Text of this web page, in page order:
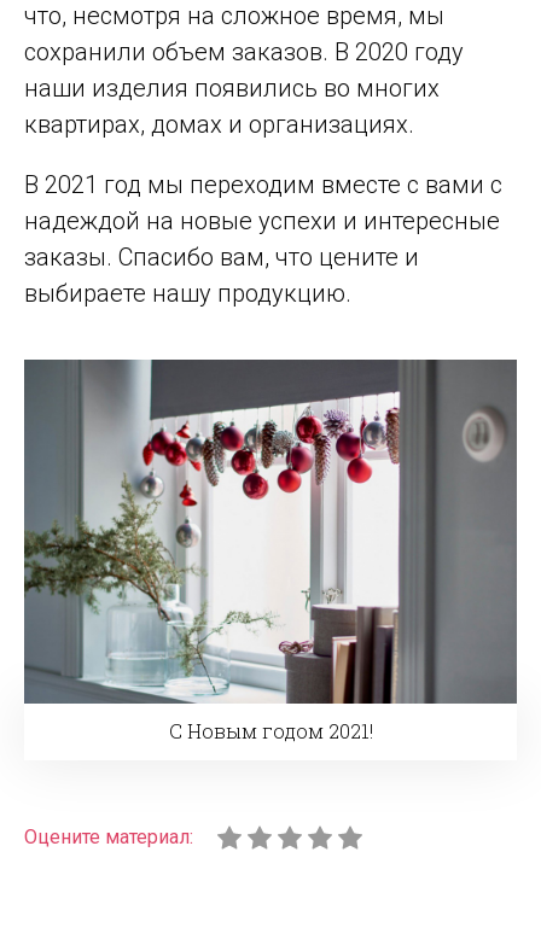
что, несмотря на сложное время, мы
сохранили объем заказов. В 2020 году
наши изделия появились во многих
квартирах, домах и организациях.
В 2021 год мы переходим вместе с вами с
надеждой на новые успехи и интересные
заказы. Спасибо вам, что цените и
выбираете нашу продукцию.
С Новым годом 2021!
Оцените материал: